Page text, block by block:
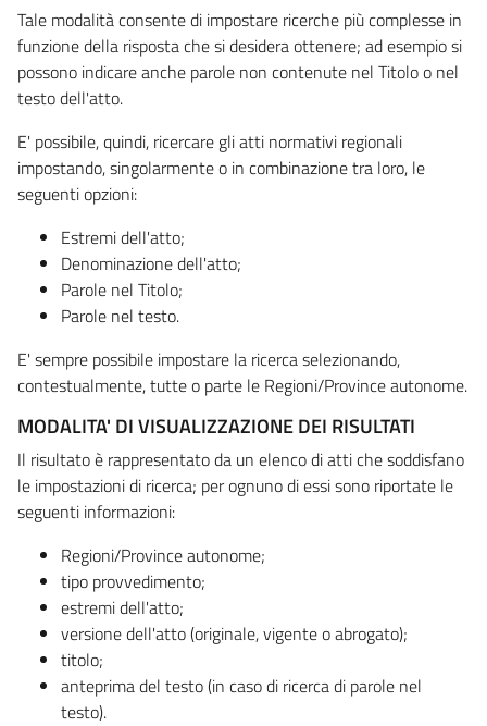
Tale modalità consente di impostare ricerche più complesse in
funzione della risposta che si desidera ottenere; ad esempio si
possono indicare anche parole non contenute nel Titolo o nel
testo dell'atto.
E' possibile, quindi, ricercare gli atti normativi regionali
impostando, singolarmente o in combinazione tra loro, le
seguenti opzioni:
Estremi dell'atto;
Denominazione dell'atto;
Parole nel Titolo;
Parole nel testo.
E' sempre possibile impostare la ricerca selezionando,
contestualmente, tutte o parte le Regioni/Province autonome.
MODALITA' DI VISUALIZZAZIONE DEI RISULTATI
Il risultato è rappresentato da un elenco di atti che soddisfano
le impostazioni di ricerca; per ognuno di essi sono riportate le
seguenti informazioni:
Regioni/Province autonome;
tipo provvedimento;
estremi dell'atto;
versione dell'atto (originale, vigente o abrogato);
titolo;
anteprima del testo (in caso di ricerca di parole nel
testo).